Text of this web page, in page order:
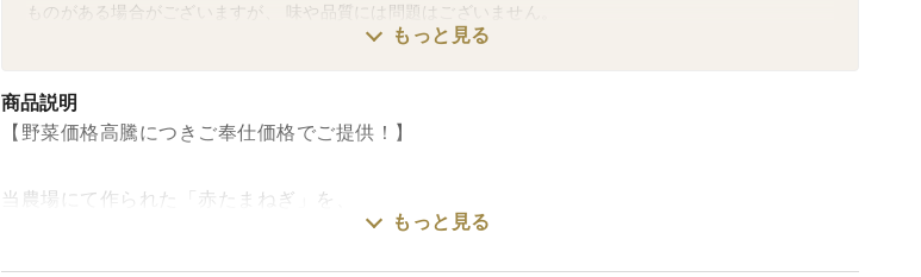
ものがある場合がございますが、 味や品質には問題はございません。
もっと見る
商品説明
【野菜価格高騰につきご奉仕価格でご提供！】
当農場にて作られた「赤たまねぎ」を、
ご奉仕価格、段ボールいっぱいに詰めて、お送り致します！
もっと見る